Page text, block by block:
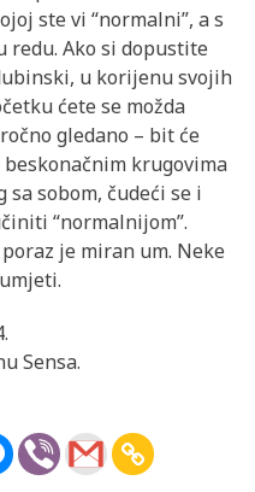
ste vi “normalni”, a s
Ako si dopustite
u korijenu svojih
ćete se možda
gledano – bit će
krugovima
sobom, čudeći se i
“normalnijom”.
je miran um. Neke
Sensa.